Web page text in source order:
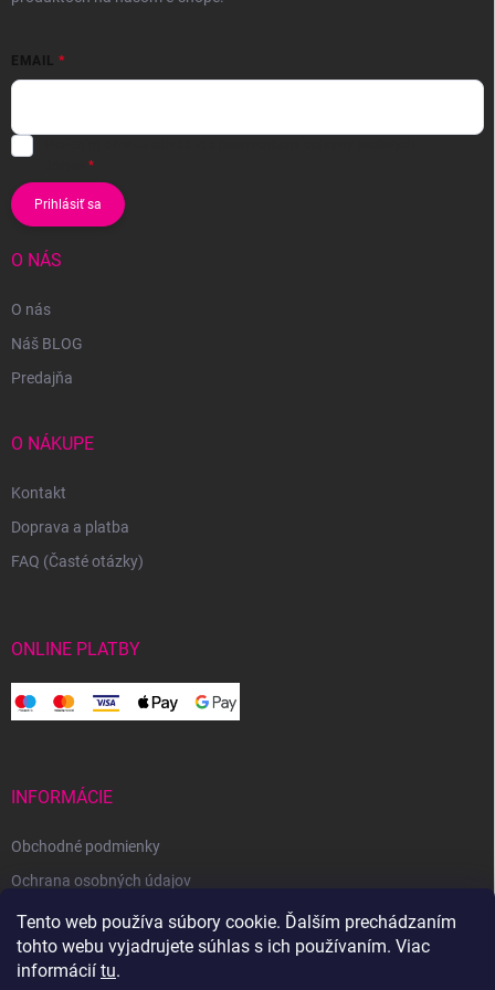
Tento web používa súbory cookie. Ďalším prechádzaním
tohto webu vyjadrujete súhlas s ich používaním. Viac
informácií tu.
EMAIL
Prihlásiť sa
O NÁS
O nás
Náš BLOG
Predajňa
O NÁKUPE
Kontakt
Doprava a platba
FAQ (Časté otázky)
ONLINE PLATBY
INFORMÁCIE
Obchodné podmienky
Ochrana osobných údajov
Reklamačný poriadok
Odstúpenie od zmluvy